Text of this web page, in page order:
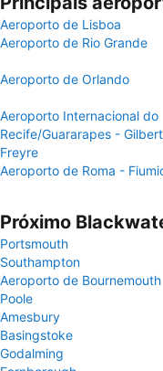
Aeroporto de Lisboa
Aeroporto de Rio Grande
Aeroporto de Orlando
Aeroporto Internacional do
Recife/Guararapes -
Freyre
Aeroporto de Roma -
Próximo
Portsmouth
Southampton
Aeroporto de Bournemouth
Poole
Amesbury
Basingstoke
Godalming